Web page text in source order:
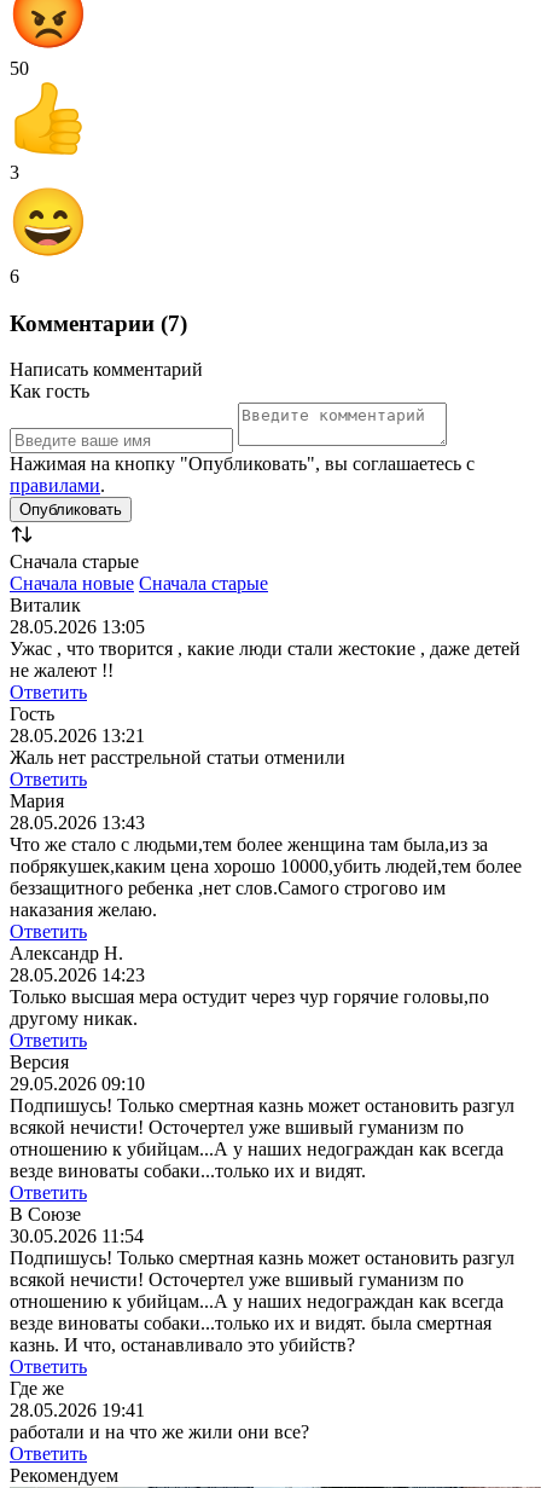
50
3
6
Комментарии (7)
Написать комментарий
Как гость
Нажимая на кнопку "Опубликовать", вы соглашаетесь с
правилами.
Сначала старые
Сначала новые Сначала старые
Виталик
28.05.2026 13:05
Ужас , что творится , какие люди стали жестокие , даже детей
не жалеют !!
Ответить
Гость
28.05.2026 13:21
Жаль нет расстрельной статьи отменили
Ответить
Мария
28.05.2026 13:43
Что же стало с людьми,тем более женщина там была,из за
побрякушек,каким цена хорошо 10000,убить людей,тем более
беззащитного ребенка ,нет слов.Самого строгово им
наказания желаю.
Ответить
Александр Н.
28.05.2026 14:23
Только высшая мера остудит через чур горячие головы,по
другому никак.
Ответить
Версия
29.05.2026 09:10
Подпишусь! Только смертная казнь может остановить разгул
всякой нечисти! Осточертел уже вшивый гуманизм по
отношению к убийцам...А у наших недограждан как всегда
везде виноваты собаки...только их и видят.
Ответить
В Союзе
30.05.2026 11:54
Подпишусь! Только смертная казнь может остановить разгул
всякой нечисти! Осточертел уже вшивый гуманизм по
отношению к убийцам...А у наших недограждан как всегда
везде виноваты собаки...только их и видят. была смертная
казнь. И что, останавливало это убийств?
Ответить
Где же
28.05.2026 19:41
работали и на что же жили они все?
Ответить
Рекомендуем